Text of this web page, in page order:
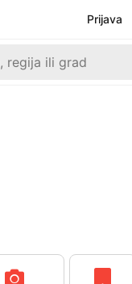
Prijava